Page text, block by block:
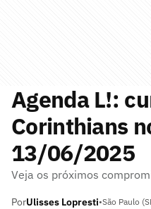
Agenda L!:
Corinthians
13/06/2025
Veja os próximos
PorUlisses Lopresti•São Paulo